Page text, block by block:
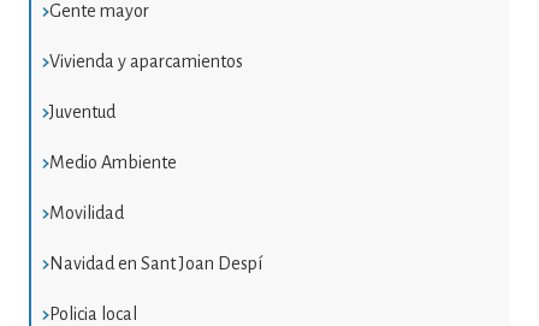
Gente mayor
Vivienda y aparcamientos
Juventud
Medio Ambiente
Movilidad
Navidad en Sant Joan Despí
Policia local